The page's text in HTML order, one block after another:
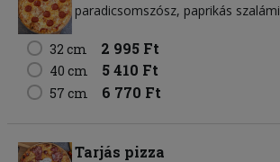
paradicsomszósz paprikás szalámi
32 cm 2 995 Ft
40 cm 5 410 Ft
57 cm 6 770 Ft
Tarjás pizza